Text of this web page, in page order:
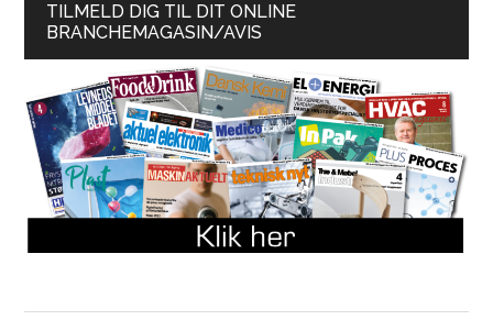
TILMELD DIG TIL DIT ONLINE
BRANCHEMAGASIN/AVIS